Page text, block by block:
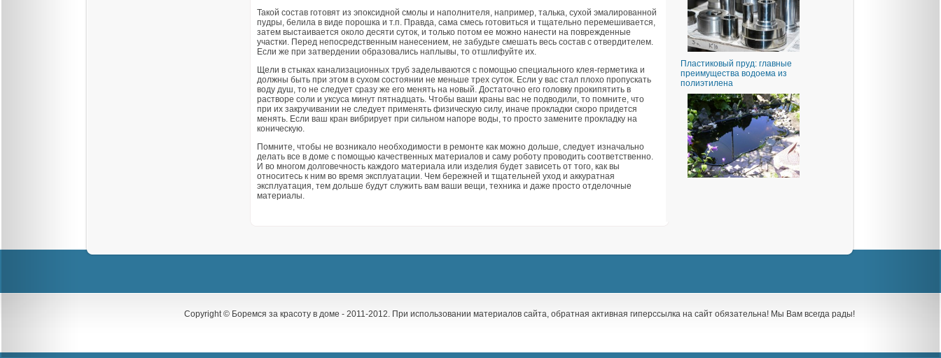
Такой состав готовят из эпоксидной смолы и наполнителя, например, талька, сухой эмалированной
пудры, белила в виде порошка и т.п. Правда, сама смесь готовиться и тщательно перемешивается,
затем выстаивается около десяти суток, и только потом ее можно нанести на поврежденные
участки. Перед непосредственным нанесением, не забудьте смешать весь состав с отвердителем.
Если же при затвердении образовались наплывы, то отшлифуйте их.
Щели в стыках канализационных труб заделываются с помощью специального клея-герметика и
должны быть при этом в сухом состоянии не меньше трех суток. Если у вас стал плохо пропускать
воду душ, то не следует сразу же его менять на новый. Достаточно его головку прокипятить в
растворе соли и уксуса минут пятнадцать. Чтобы ваши краны вас не подводили, то помните, что
при их закручивании не следует применять физическую силу, иначе прокладки скоро придется
менять. Если ваш кран вибрирует при сильном напоре воды, то просто замените прокладку на
коническую.
Помните, чтобы не возникало необходимости в ремонте как можно дольше, следует изначально
делать все в доме с помощью качественных материалов и саму роботу проводить соответственно.
И во многом долговечность каждого материала или изделия будет зависеть от того, как вы
относитесь к ним во время эксплуатации. Чем бережней и тщательней уход и аккуратная
эксплуатация, тем дольше будут служить вам ваши вещи, техника и даже просто отделочные
материалы.
Пластиковый пруд: главные
преимущества водоема из
полиэтилена
Copyright © Боремся за красоту в доме - 2011-2012. При использовании материалов сайта, обратная активная гиперссылка на сайт обязательна! Мы Вам всегда рады!